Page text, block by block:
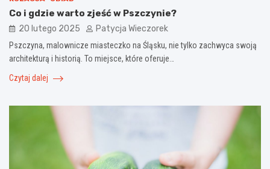
Co i gdzie warto zjeść w Pszczynie?
20 lutego 2025 Patycja Wieczorek
Pszczyna, malownicze miasteczko na Śląsku, nie tylko zachwyca swoją
architekturą i historią. To miejsce, które oferuje…
Czytaj dalej